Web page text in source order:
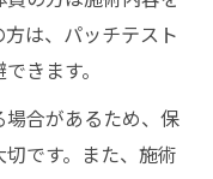
は、パッチテスト
きます。
合があるため、保
です。また、施術